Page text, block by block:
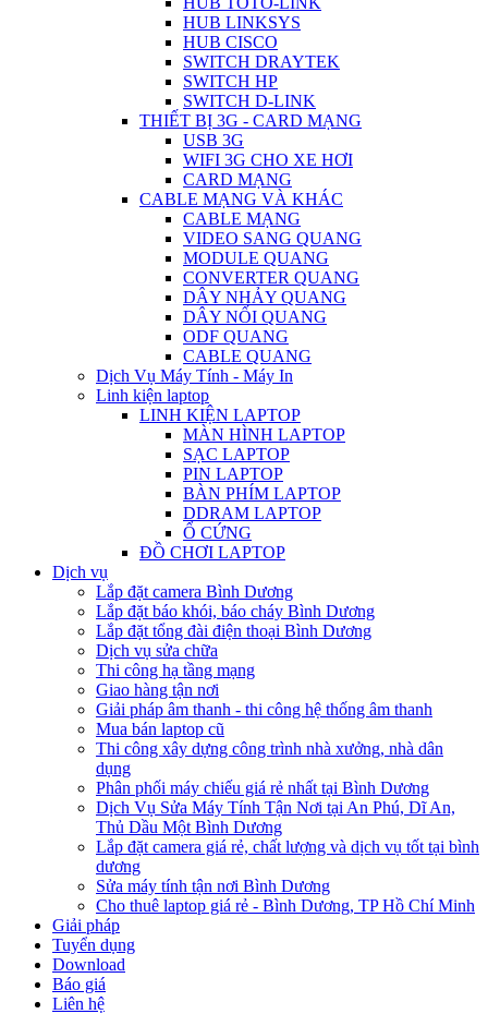
HUB LINKSYS
HUB CISCO
SWITCH DRAYTEK
SWITCH HP
SWITCH D-LINK
THIẾT BỊ 3G - CARD MẠNG
USB 3G
WIFI 3G CHO XE HƠI
CARD MẠNG
CABLE MẠNG VÀ KHÁC
CABLE MẠNG
VIDEO SANG QUANG
MODULE QUANG
CONVERTER QUANG
DÂY NHẢY QUANG
DÂY NỐI QUANG
ODF QUANG
CABLE QUANG
Dịch Vụ Máy Tính - Máy In
Linh kiện laptop
LINH KIỆN LAPTOP
MÀN HÌNH LAPTOP
SẠC LAPTOP
PIN LAPTOP
BÀN PHÍM LAPTOP
DDRAM LAPTOP
Ổ CỨNG
ĐỒ CHƠI LAPTOP
Dịch vụ
Lắp đặt camera Bình Dương
Lắp đặt báo khói, báo cháy Bình Dương
Lắp đặt tổng đài điện thoại Bình Dương
Dịch vụ sửa chữa
Thi công hạ tầng mạng
Giao hàng tận nơi
Giải pháp âm thanh - thi công hệ thống âm thanh
Mua bán laptop cũ
Thi công xây dựng công trình nhà xưởng, nhà dân
dụng
Phân phối máy chiếu giá rẻ nhất tại Bình Dương
Dịch Vụ Sửa Máy Tính Tận Nơi tại An Phú, Dĩ An,
Thủ Dầu Một Bình Dương
Lắp đặt camera giá rẻ, chất lượng và dịch vụ tốt tại bình
dương
Sửa máy tính tận nơi Bình Dương
Cho thuê laptop giá rẻ - Bình Dương, TP Hồ Chí Minh
Giải pháp
Tuyển dụng
Download
Báo giá
Liên hệ